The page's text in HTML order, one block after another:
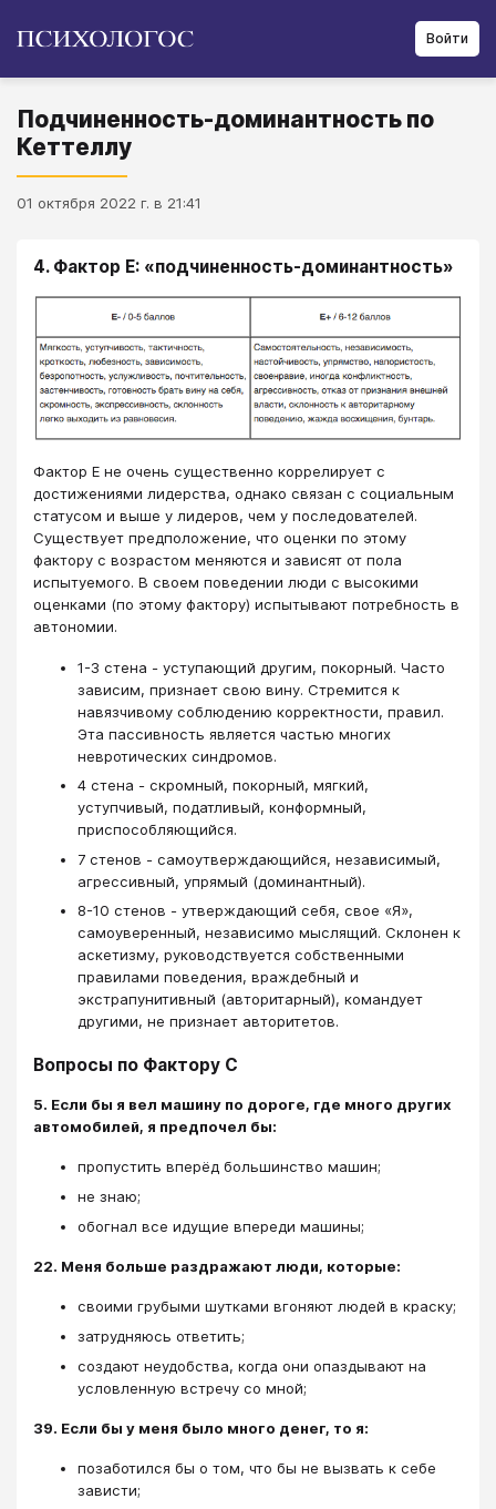
Войти
Подчиненность-доминантность по
Кеттеллу
01 октября 2022 г. в 21:41
4. Фактор Е: «подчиненность-доминантность»
Фактор Е не очень существенно коррелирует с
достижениями лидерства, однако связан с социальным
статусом и выше у лидеров, чем у последователей.
Существует предположение, что оценки по этому
фактору с возрастом меняются и зависят от пола
испытуемого. В своем поведении люди с высокими
оценками (по этому фактору) испытывают потребность в
автономии.
1-3 стена - уступающий другим, покорный. Часто
зависим, признает свою вину. Стремится к
навязчивому соблюдению корректности, правил.
Эта пассивность является частью многих
невротических синдромов.
4 стена - скромный, покорный, мягкий,
уступчивый, податливый, конформный,
приспособляющийся.
7 стенов - самоутверждающийся, независимый,
агрессивный, упрямый (доминантный).
8-10 стенов - утверждающий себя, свое «Я»,
самоуверенный, независимо мыслящий. Склонен к
аскетизму, руководствуется собственными
правилами поведения, враждебный и
экстрапунитивный (авторитарный), командует
другими, не признает авторитетов.
Вопросы по Фактору С
5. Если бы я вел машину по дороге, где много других
автомобилей, я предпочел бы:
пропустить вперёд большинство машин;
не знаю;
обогнал все идущие впереди машины;
22. Меня больше раздражают люди, которые:
своими грубыми шутками вгоняют людей в краску;
затрудняюсь ответить;
создают неудобства, когда они опаздывают на
условленную встречу со мной;
39. Если бы у меня было много денег, то я:
позаботился бы о том, что бы не вызвать к себе
зависти;